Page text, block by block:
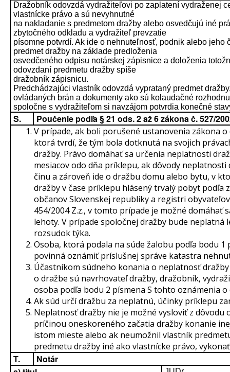
Dražobník odovzdá vydražiteľovi po zaplatení vydraženej
vlastnícke právo a sú nevyhnutné
na nakladanie s predmetom dražby alebo osvedčujú iné
zbytočného odkladu a vydražiteľ prevzatie
písomne potvrdí. Ak ide o nehnuteľnosť, podnik alebo
predmet dražby na základe predloženia
osvedčeného odpisu notárskej zápisnice a doloženia
odovzdaní predmetu dražby spíše
dražobník zápisnicu.
Predchádzajúci vlastník odovzdá vyprataný predmet
ovládaných brán a dokumenty ako sú kolaudačné
spoločne s vydražiteľom si navzájom potvrdia konečné
S. Poučenie podľa § 21 ods. 2 až 6 zákona č. 527/
V prípade, ak boli porušené ustanovenia zákona
ktorá tvrdí, že tým bola dotknutá na svojich
dražby. Právo domáhať sa určenia neplatnosti
mesiacov odo dňa príklepu, ak dôvody
činu a zároveň ide o dražbu domu alebo bytu, v
dražby v čase príklepu hlásený trvalý pobyt podľa
občanov Slovenskej republiky a registri
454/2004 Z.z., v tomto prípade je možné
lehoty. V prípade spoločnej dražby bude
rozsudok týka.
Osoba, ktorá podala na súde žalobu podľa bodu
povinná oznámiť príslušnej správe katastra
Účastníkom súdneho konania o neplatnosť
o dražbe sú navrhovateľ dražby, dražobník,
osoba podľa bodu 2 písmena S tohto oznámenia o
Ak súd určí dražbu za neplatnú, účinky príklepu
Neplatnosť dražby nie je možné vysloviť z
príčinou oneskoreného začatia dražby konanie
istom mieste alebo ak neumožnil vlastník
predmetu dražby iné ako vlastnícke právo,
T.
Notár